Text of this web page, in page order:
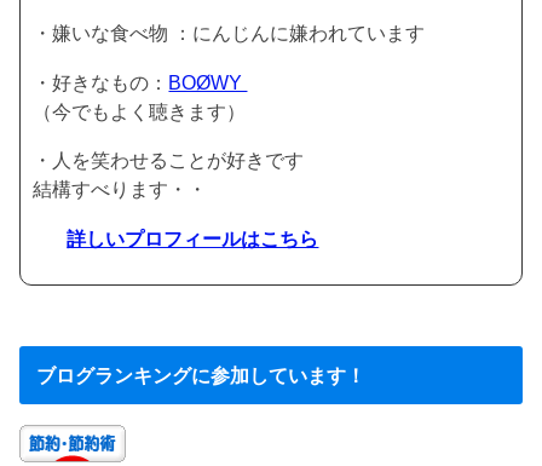
・嫌いな食べ物 ：にんじんに嫌われています
・好きなもの： BOØWY
（今でもよく聴きます）
・人を笑わせることが好きです
結構すべります・・
詳しいプロフィールはこちら
ブログランキングに参加しています！